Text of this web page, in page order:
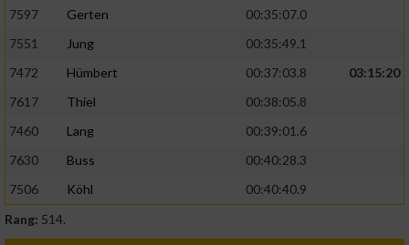
7597
Gerten
00:35:07.0
7551
Jung
00:35:49.1
7472
Hümbert 00:37:03.8
03:15:20
7617
Thiel
00:38:05.8
7460
Lang
00:39:01.6
7630
Buss
00:40:28.3
7506
Köhl
00:40:40.9
Rang: 514.
Messung der Performance von Inhalten
oder Kombinationen von Daten aus
verschiedenen Quellen
Entwicklung und Verbesserung der Angebote
Verwendung reduzierter Daten zur Auswahl
von Inhalten